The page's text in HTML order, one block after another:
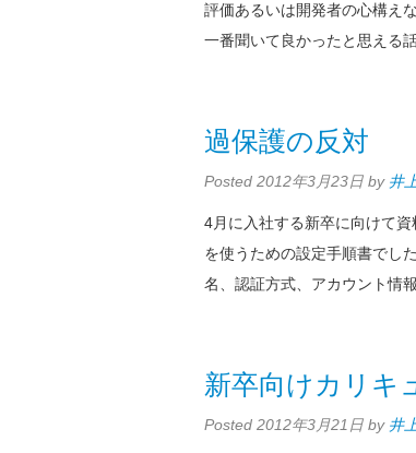
評価あるいは開発者の心構え
一番聞いて良かったと思える
過保護の反対
Posted 2012年3月23日 by 井
4月に入社する新卒に向けて
を使うための設定手順書でし
名、認証方式、アカウント情
新卒向けカリキ
Posted 2012年3月21日 by 井